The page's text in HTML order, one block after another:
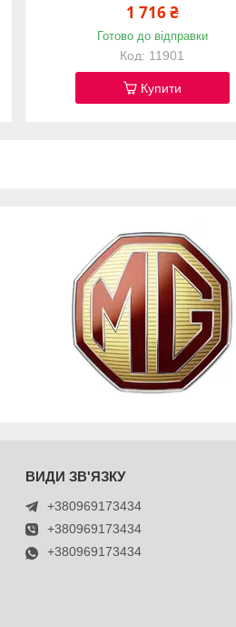
1 716 ₴
Готово до відправки
11901
Купити
+380969173434
+380969173434
+380969173434